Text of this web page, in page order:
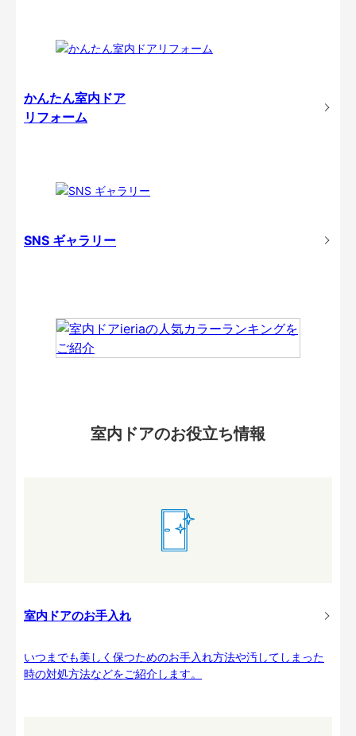
かんたん室内ドア
リフォーム
SNS ギャラリー
室内ドアのお役立ち情報
室内ドアのお手入れ
いつまでも美しく保つためのお手入れ方法や汚してしまった
時の対処方法などをご紹介します。